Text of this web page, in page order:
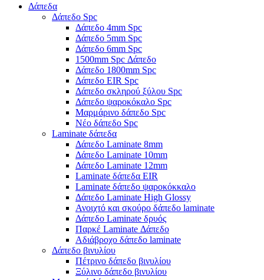
Δάπεδα
Δάπεδο Spc
Δάπεδο 4mm Spc
Δάπεδο 5mm Spc
Δάπεδο 6mm Spc
1500mm Spc Δάπεδο
Δάπεδο 1800mm Spc
Δάπεδο EIR Spc
Δάπεδο σκληρού ξύλου Spc
Δάπεδο ψαροκόκαλο Spc
Μαρμάρινο δάπεδο Spc
Νέο δάπεδο Spc
Laminate δάπεδα
Δάπεδο Laminate 8mm
Δάπεδο Laminate 10mm
Δάπεδο Laminate 12mm
Laminate δάπεδα EIR
Laminate δάπεδο ψαροκόκκαλο
Δάπεδο Laminate High Glossy
Ανοιχτό και σκούρο δάπεδο laminate
Δάπεδο Laminate δρυός
Παρκέ Laminate Δάπεδο
Αδιάβροχο δάπεδο laminate
Δάπεδο βινυλίου
Πέτρινο δάπεδο βινυλίου
Ξύλινο δάπεδο βινυλίου